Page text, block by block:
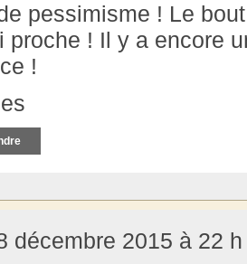
pessimisme ! Le
proche ! Il y a encore
!
décembre 2015 à 22